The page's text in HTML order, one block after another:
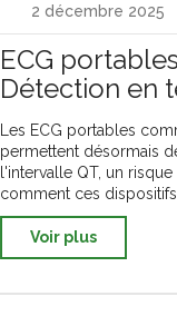
2 décembre 2025
ECG
Détection en
cardiaques
Les ECG portables
permettent désormais
l'intervalle QT, un
comment ces
Voir plus